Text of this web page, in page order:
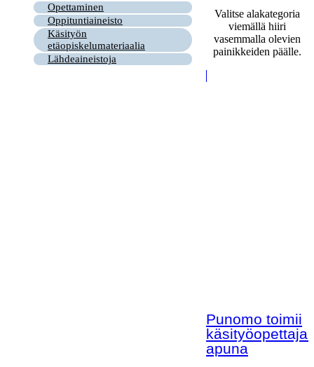
Opettaminen
Oppituntiaineisto
Käsityön
etäopiskelumateriaalia
Lähdeaineistoja
Valitse alakategoria
viemällä hiiri
vasemmalla olevien
painikkeiden päälle.
Punomo toimii
apuna